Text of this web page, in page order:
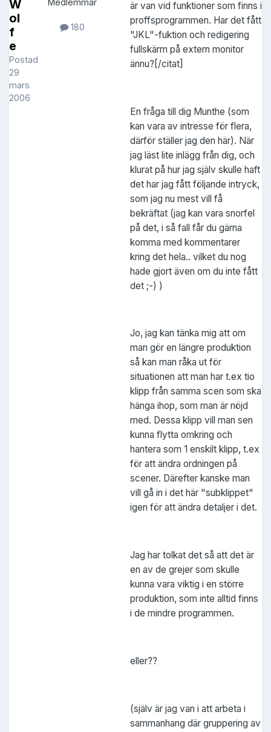
W
ol
f
e
Postad
29
mars
2006
180
är van vid funktioner som finns i
proffsprogrammen. Har det fått
"JKL"-fuktion och redigering
fullskärm på extern monitor
ännu?[/citat]
En fråga till dig Munthe (som
kan vara av intresse för flera,
därför ställer jag den här). När
jag läst lite inlägg från dig, och
klurat på hur jag själv skulle haft
det har jag fått följande intryck,
som jag nu mest vill få
bekräftat (jag kan vara snorfel
på det, i så fall får du gärna
komma med kommentarer
kring det hela.. vilket du nog
hade gjort även om du inte fått
det ;-) )
Jo, jag kan tänka mig att om
man gör en längre produktion
så kan man råka ut för
situationen att man har t.ex tio
klipp från samma scen som ska
hänga ihop, som man är nöjd
med. Dessa klipp vill man sen
kunna flytta omkring och
hantera som 1 enskilt klipp, t.ex
för att ändra ordningen på
scener. Därefter kanske man
vill gå in i det här "subklippet"
igen för att ändra detaljer i det.
Jag har tolkat det så att det är
en av de grejer som skulle
kunna vara viktig i en större
produktion, som inte alltid finns
i de mindre programmen.
eller??
(själv är jag van i att arbeta i
sammanhang där gruppering av